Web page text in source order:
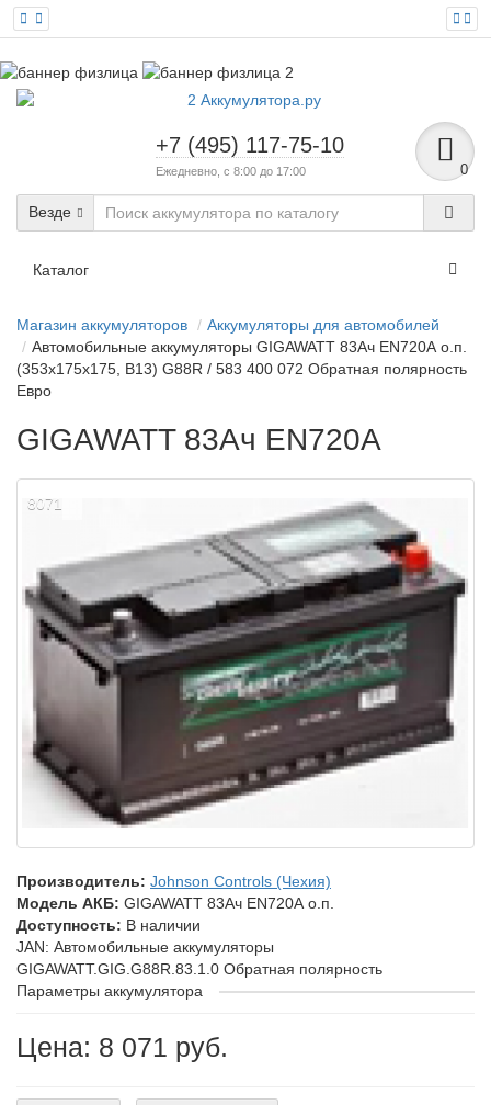
+7 (495) 117-75-10
Ежедневно, с 8:00 до 17:00 0
Везде
Каталог
Магазин аккумуляторов
Аккумуляторы для автомобилей
Автомобильные аккумуляторы GIGAWATT 83Ач EN720А о.п.
(353х175х175, B13) G88R / 583 400 072 Обратная полярность
Евро
GIGAWATT 83Ач EN720А
8071
Производитель: Johnson Controls (Чехия)
Модель АКБ: GIGAWATT 83Ач EN720А о.п.
Доступность: В наличии
JAN: Автомобильные аккумуляторы
GIGAWATT.GIG.G88R.83.1.0 Обратная полярность
Параметры аккумулятора
Цена: 8 071 руб.